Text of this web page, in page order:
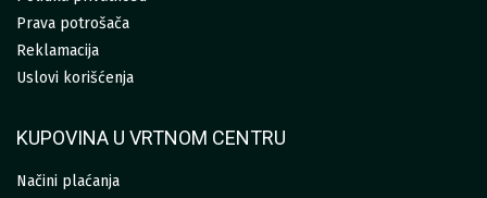
Prava potrošača
Reklamacija
Uslovi korišćenja
KUPOVINA U VRTNOM CENTRU
Načini plaćanja